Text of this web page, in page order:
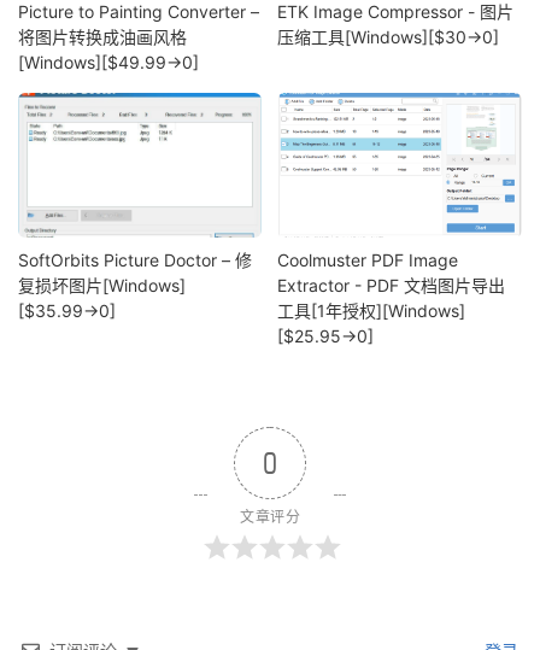
Picture to Painting Converter –
将图片转换成油画风格
[Windows][$49.99→0]
ETK Image Compressor - 图片
压缩工具[Windows][$30→0]
SoftOrbits Picture Doctor – 修
复损坏图片[Windows]
[$35.99→0]
Coolmuster PDF Image
Extractor - PDF 文档图片导出
工具[1年授权][Windows]
[$25.95→0]
0
文章评分